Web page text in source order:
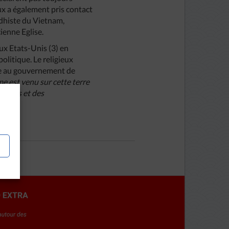
a également pris contact
du Vietnam,
Eglise.
Etats-Unis (3) en
Le religieux
au gouvernement de
est venu sur cette terre
et des